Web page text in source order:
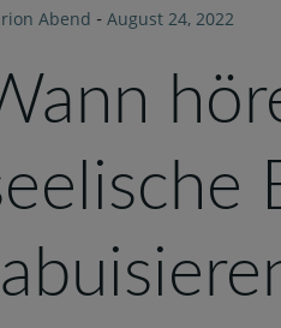
Abend - August 24, 2022